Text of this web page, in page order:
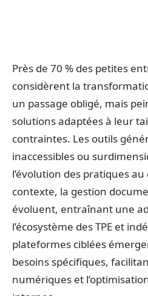
Près de 70 % des petites
considèrent la
un passage obligé, mais
solutions adaptées à leur
contraintes. Les outils
inaccessibles ou
l’évolution des pratiques
contexte, la gestion
évoluent, entraînant une
l’écosystème des TPE et
plateformes ciblées
besoins spécifiques,
numériques et